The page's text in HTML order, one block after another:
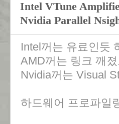
Intel VTune
Nvidia Parallel
Intel꺼는 유료인듯
AMD꺼는 링크 깨
Nvidia꺼는 Visual
하드웨어 프로파일